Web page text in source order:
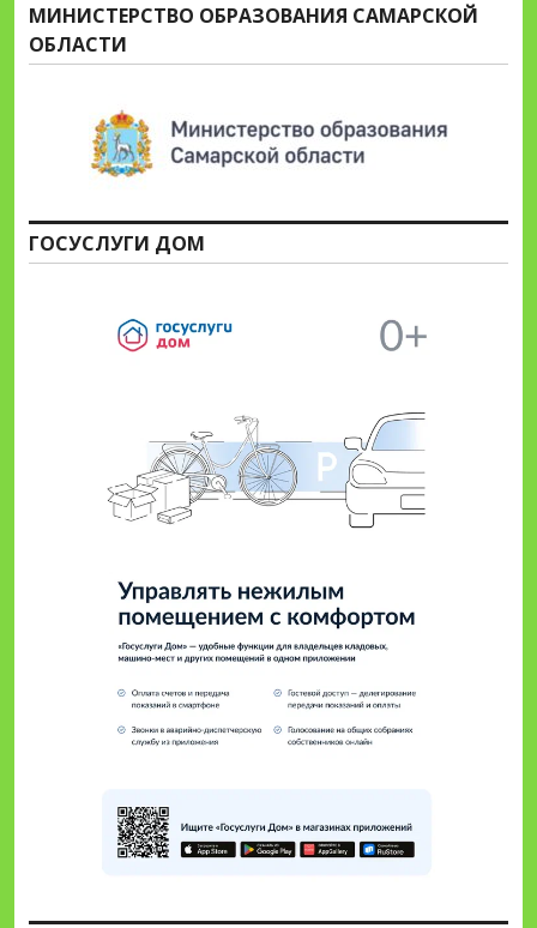
МИНИСТЕРСТВО ОБРАЗОВАНИЯ САМАРСКОЙ
ОБЛАСТИ
ГОСУСЛУГИ ДОМ